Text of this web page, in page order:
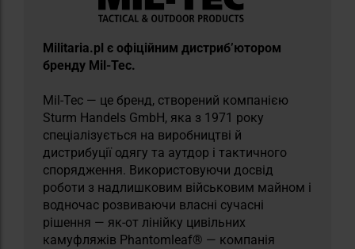
Militaria.pl є офіційним дистриб’ютором
бренду Mil-Tec.
Mil-Tec — це бренд, створений компанією
Sturm Handels GmbH, яка з 1971 року
спеціалізується на виробництві й
дистрибуції одягу та аутдор і тактичного
спорядження. Використовуючи досвід
роботи з надлишковим військовим майном і
водночас розвиваючи власні сучасні
рішення — як-от лінійку цивільних
камуфляжів Phantomleaf® — компанія